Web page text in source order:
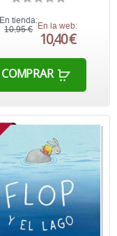
En tienda:
10,95 €
En la web:
10,40 €
COMPRAR